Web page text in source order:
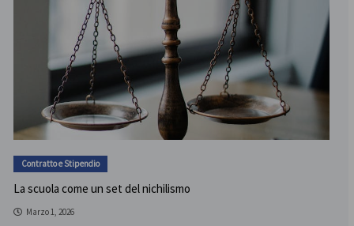
Contratto e Stipendio
La scuola come un set del nichilismo
Marzo 1, 2026